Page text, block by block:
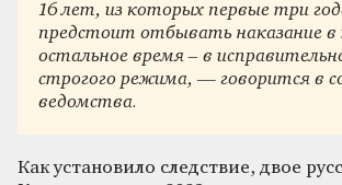
16 лет, из которых первые три
предстоит отбывать наказание
остальное время – в
строгого режима, — говорится в
ведомства.
Как установило следствие, двое